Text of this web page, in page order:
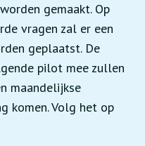
gemaakt. Op
vragen zal er een
geplaatst. De
pilot mee zullen
maandelijkse
komen. Volg het op